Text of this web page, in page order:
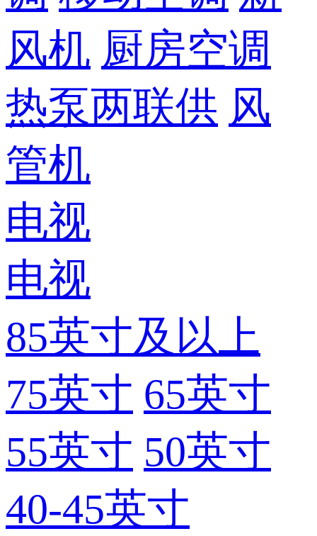
风机 厨房空调
热泵两联供 风
管机
电视
电视
85英寸及以上
75英寸 65英寸
55英寸 50英寸
40-45英寸